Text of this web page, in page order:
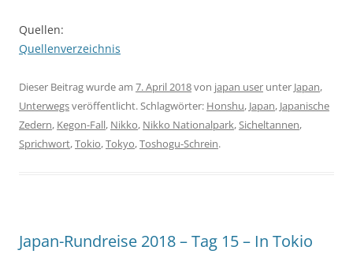
Quellen:
Quellenverzeichnis
Dieser Beitrag wurde am 7. April 2018von japan user unter Japan,
Unterwegsveröffentlicht. Schlagwörter: Honshu, Japan, Japanische
Zedern, Kegon-Fall, Nikko, Nikko Nationalpark,Sicheltannen,
Sprichwort,Tokio,Tokyo,Toshogu-Schrein.
Japan-Rundreise 2018 – Tag 15 – In Tokio